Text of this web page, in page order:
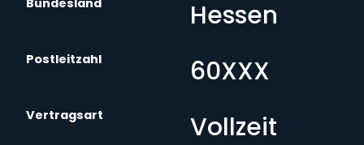
Hessen
Postleitzahl 60XXX
Vertragsart Vollzeit